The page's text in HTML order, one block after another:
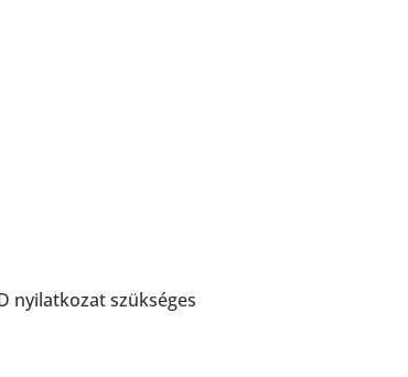
nyilatkozat szükséges